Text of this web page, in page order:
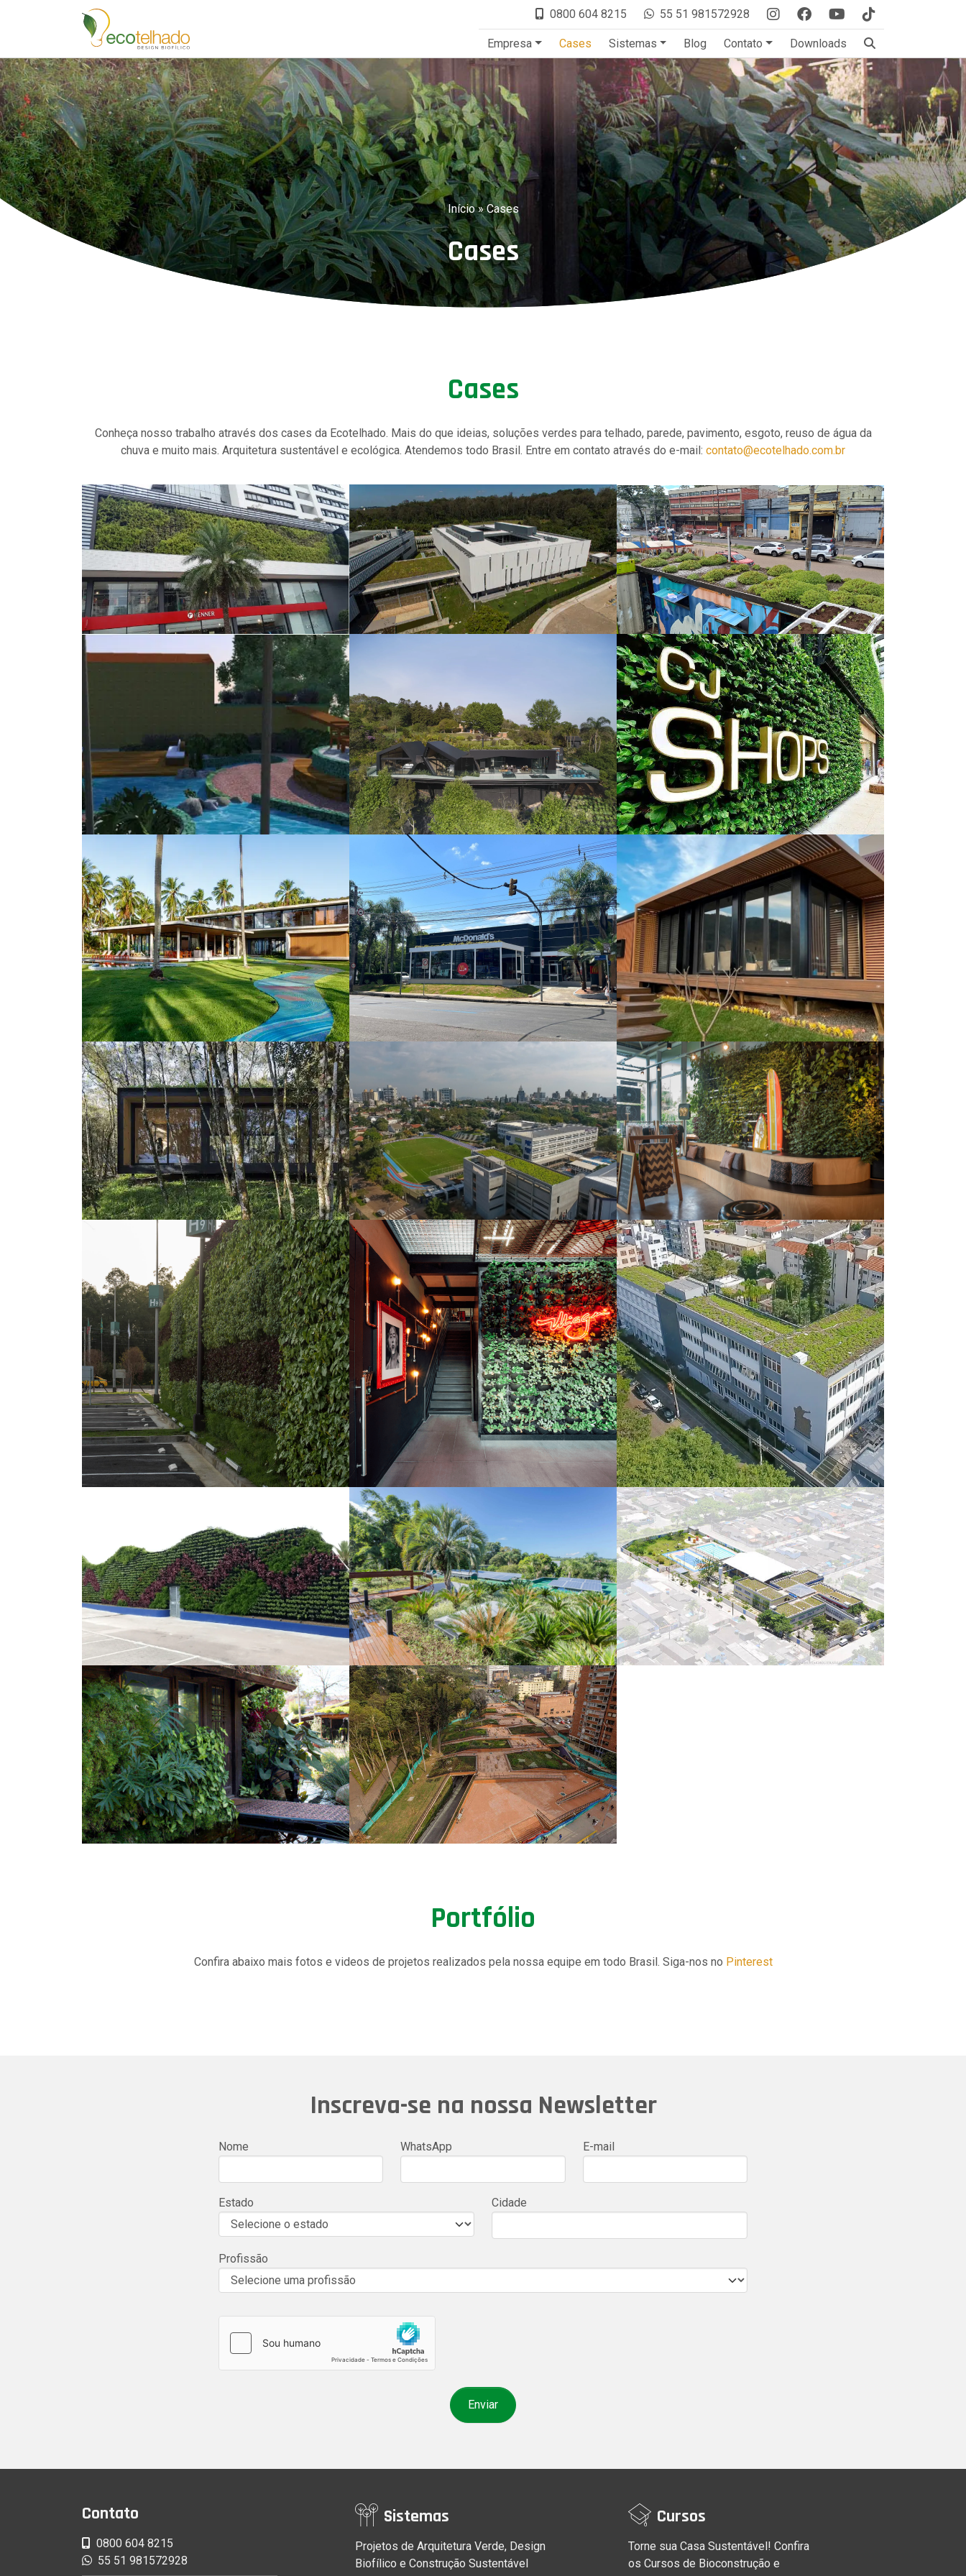
0800 604 8215 55 51 981572928
Empresa Cases Sistemas Blog Contato Downloads
Início»Cases
Cases
Cases
Conheça nosso trabalho através dos cases da Ecotelhado. Mais do que ideias, soluções verdes para telhado, parede, pavimento, esgoto, reuso de água da
chuva e muito mais. Arquitetura sustentável e ecológica. Atendemos todo Brasil. Entre em contato através do e-mail: contato@ecotelhado.com.br
Portfólio
Confira abaixo mais fotos e videos de projetos realizados pela nossa equipe em todo Brasil. Siga-nos no Pinterest
Inscreva-se na nossa Newsletter
Nome WhatsApp E-mail
Estado Cidade
Profissão
Contato
0800 604 8215
55 51 981572928
Sistemas
Projetos de Arquitetura Verde, Design
Biofílico e Construção Sustentável
Cursos
Torne sua Casa Sustentável! Confira
os Cursos de Bioconstrução e